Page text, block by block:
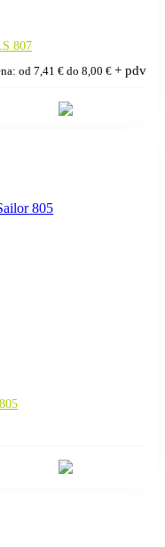
807
od 7,41 € do 8,00 € + pdv